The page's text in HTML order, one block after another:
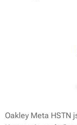
Oakley Meta HSTN